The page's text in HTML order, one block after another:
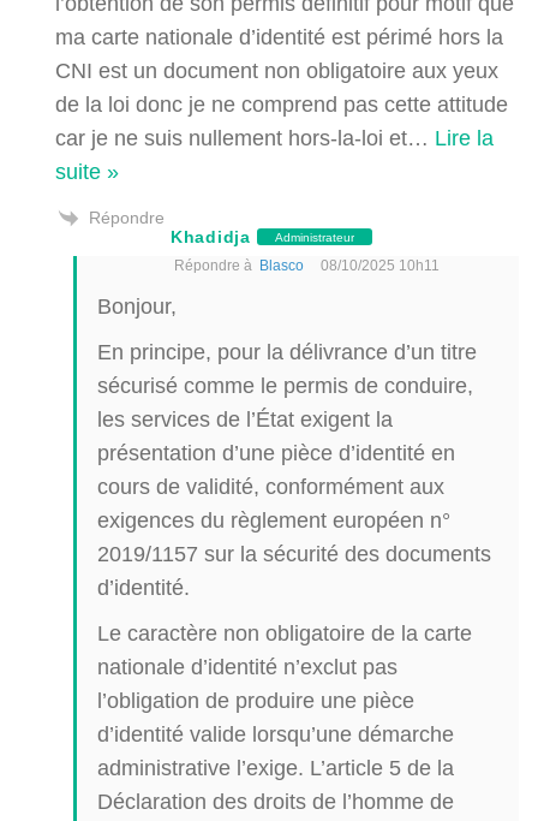
ma carte nationale d’identité est périmé hors la
CNI est un document non obligatoire aux yeux
de la loi donc je ne comprend pas cette attitude
car je ne suis nullement hors-la-loi et… Lire la
suite »
Répondre
Khadidja
Administrateur
Répondre à Blasco 08/10/2025 10h11
Bonjour,
En principe, pour la délivrance d’un titre
sécurisé comme le permis de conduire,
les services de l’État exigent la
présentation d’une pièce d’identité en
cours de validité, conformément aux
exigences du règlement européen n°
2019/1157 sur la sécurité des documents
d’identité.
Le caractère non obligatoire de la carte
nationale d’identité n’exclut pas
l’obligation de produire une pièce
d’identité valide lorsqu’une démarche
administrative l’exige. L’article 5 de la
Déclaration des droits de l’homme de